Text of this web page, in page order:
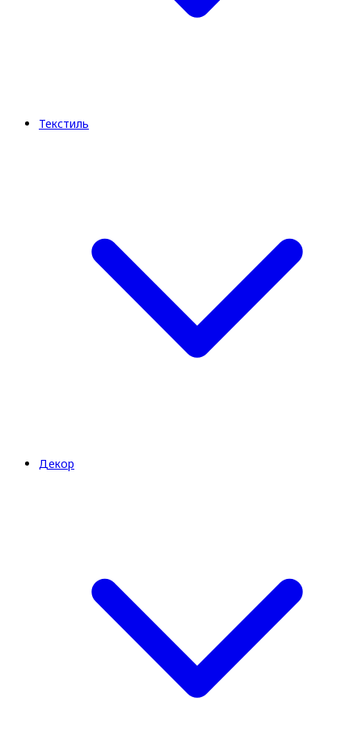
Текстиль
Декор